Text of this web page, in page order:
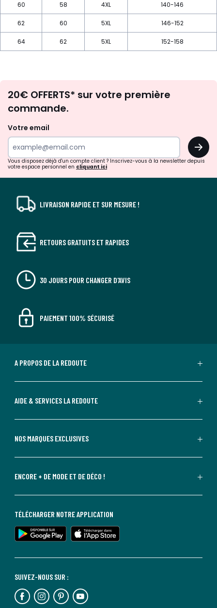
60 58 4XL 140-146
62 60 5XL 146-152
64 62 5XL 152-158
d'inspirations
surprises?
20€ OFFERTS* sur votre première
commande.
Votre email
OK
Vous disposez déjà d'un compte client ? Inscrivez-vous à la newsletter depuis
votre espace personnel en cliquant ici
LIVRAISON RAPIDE ET SUR MESURE !
RETOURS GRATUITS ET RAPIDES
30 JOURS POUR CHANGER D'AVIS
PAIEMENT 100% SÉCURISÉ
A PROPOS DE LA REDOUTE
AIDE & SERVICES LA REDOUTE
NOS MARQUES EXCLUSIVES
ENCORE + DE MODE ET DE DÉCO !
SUIVEZ-NOUS SUR :
TÉLÉCHARGER NOTRE APPLICATION